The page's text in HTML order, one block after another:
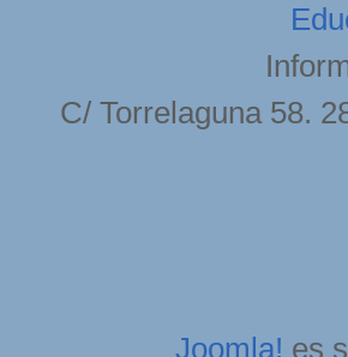
C/ Torrelaguna 58.
Joomla! es